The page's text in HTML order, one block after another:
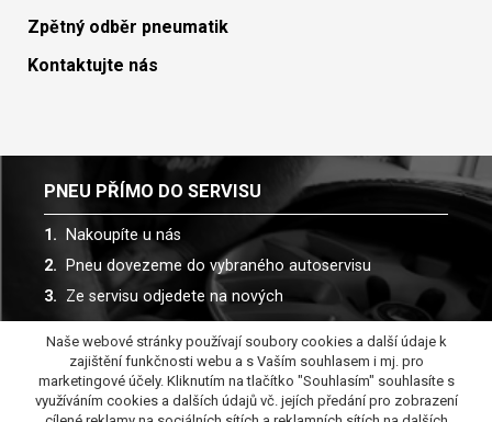
Zpětný odběr pneumatik
Kontaktujte nás
PNEU PŘÍMO DO SERVISU
Nakoupíte u nás
Pneu dovezeme do vybraného autoservisu
Ze servisu odjedete na nových
Spolupracujeme s více než 30 autoservisy
Naše webové stránky používají soubory cookies a další údaje k
zajištění funkčnosti webu a s Vaším souhlasem i mj. pro
marketingové účely. Kliknutím na tlačítko "Souhlasím" souhlasíte s
využíváním cookies a dalších údajů vč. jejích předání pro zobrazení